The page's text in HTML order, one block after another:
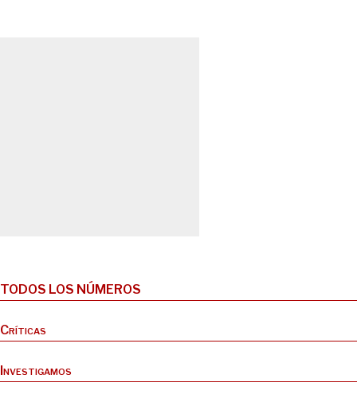
TODOS LOS NÚMEROS
Críticas
Investigamos